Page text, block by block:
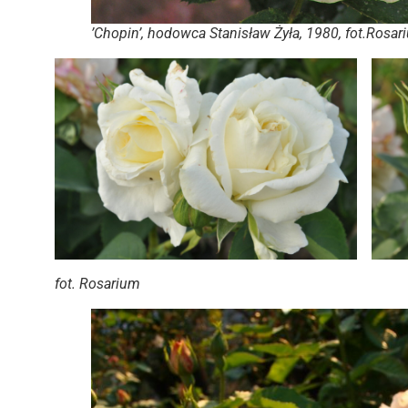
’Chopin’, hodowca Stanisław Żyła, 1980,
fot. Rosarium